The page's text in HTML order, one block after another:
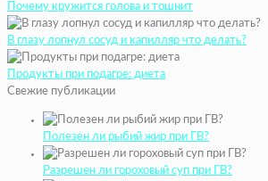
Почему кружится голова и тошнит
В глазу лопнул сосуд и капилляр что делать?
Продукты при подагре: диета
Свежие публикации
Полезен ли рыбий жир при ГВ?
Разрешен ли гороховый суп при ГВ?